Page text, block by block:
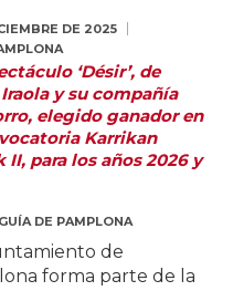
DE 2025
‘Désir’, de
y su compañía
elegido ganador en
Karrikan
II, para los años 2026 y
DE PAMPLONA
de
forma parte de la